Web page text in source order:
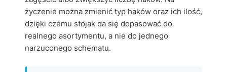
życzenie można zmienić typ haków oraz ich ilość,
dzięki czemu stojak da się dopasować do
realnego asortymentu, a nie do jednego
narzuconego schematu.